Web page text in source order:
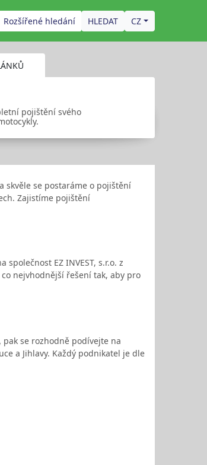
Rozšířené hledání CZ
pojištění svého
skvěle se postaráme o pojištění
Zajistíme pojištění
EZ INVEST, s.r.o. z
nejvhodnější řešení tak, aby pro
se rozhodně podívejte na
a Jihlavy. Každý podnikatel je dle